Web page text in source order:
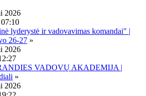
2026
lyderystė ir vadovavimas komandai" |
26-27 »
2026
VADOVŲ AKADEMIJA |
»
2026